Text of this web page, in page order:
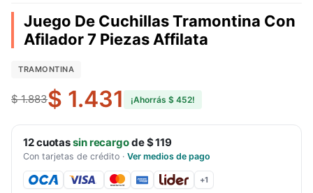
Juego De Cuchillas Tramontina Con
Afilador 7 Piezas Affilata
TRAMONTINA
$ 1.883$ 1.431 ¡Ahorrás $ 452!
12cuotassin recargode$ 119
Con tarjetas de crédito · Ver medios de pago
+1